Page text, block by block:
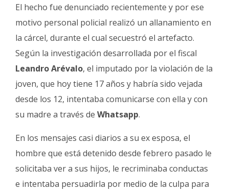
El hecho fue denunciado recientemente y por ese
motivo personal policial realizó un allanamiento en
la cárcel, durante el cual secuestró el artefacto.
Según la investigación desarrollada por el fiscal
Leandro Arévalo, el imputado por la violación de la
joven, que hoy tiene 17 años y habría sido vejada
desde los 12, intentaba comunicarse con ella y con
su madre a través de Whatsapp.
En los mensajes casi diarios a su ex esposa, el
hombre que está detenido desde febrero pasado le
solicitaba ver a sus hijos, le recriminaba conductas
e intentaba persuadirla por medio de la culpa para